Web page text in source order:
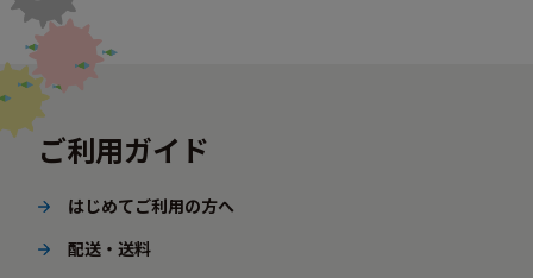
ご利用ガイド
はじめてご利用の方へ
配送・送料